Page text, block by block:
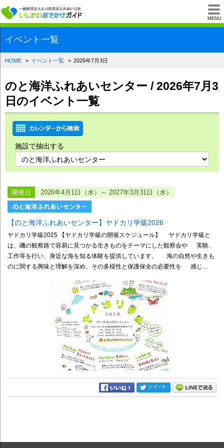
MENU
一般財団法人石川
イベント一覧
HOME イベント一覧 2026年7月3日
のと海洋ふれあいセンター / 2026年7月3
日のイベント一覧
施設で抽出する
開催日 2026年4月1日（水）～ 2027年3月31日（水）
【のと海洋ふれあいセンター】ヤドカリ学級2026
ヤドカリ学級2025 【ヤドカリ学級の開催スケジュール】 ヤドカリ学級と
は、磯の観察路で容易に見つかる生きものをテーマにした観察会や 実験、
工作等を行い、身近な海を知る体験を提供しています。 海の自然や生きも
のに関する興味と理解を深め、その多様性と保護保全の必要性を 感じ...